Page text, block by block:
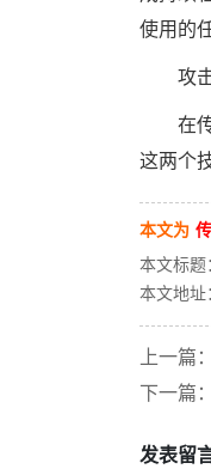
使用的
攻
在
这两个
本文为
本文标题
本文地
上一篇：
下一篇：
发表留